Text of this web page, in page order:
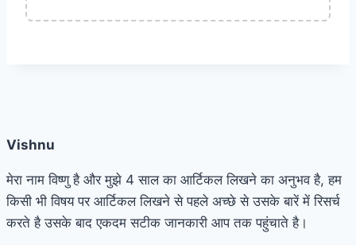
Vishnu
मेरा नाम विष्णु है और मुझे 4 साल का आर्टिकल लिखने का अनुभव है, हम
किसी भी विषय पर आर्टिकल लिखने से पहले अच्छे से उसके बारें में रिसर्च
करते है उसके बाद एकदम सटीक जानकारी आप तक पहुंचाते है।